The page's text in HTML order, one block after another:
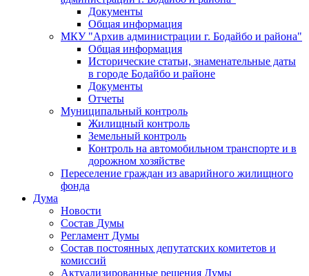
Документы
Общая информация
МКУ "Архив администрации г. Бодайбо и района"
Общая информация
Исторические статьи, знаменательные даты
в городе Бодайбо и районе
Документы
Отчеты
Муниципальный контроль
Жилищный контроль
Земельный контроль
Контроль на автомобильном транспорте и в
дорожном хозяйстве
Переселение граждан из аварийного жилищного
фонда
Дума
Новости
Состав Думы
Регламент Думы
Состав постоянных депутатских комитетов и
комиссий
Актуализированные решения Думы